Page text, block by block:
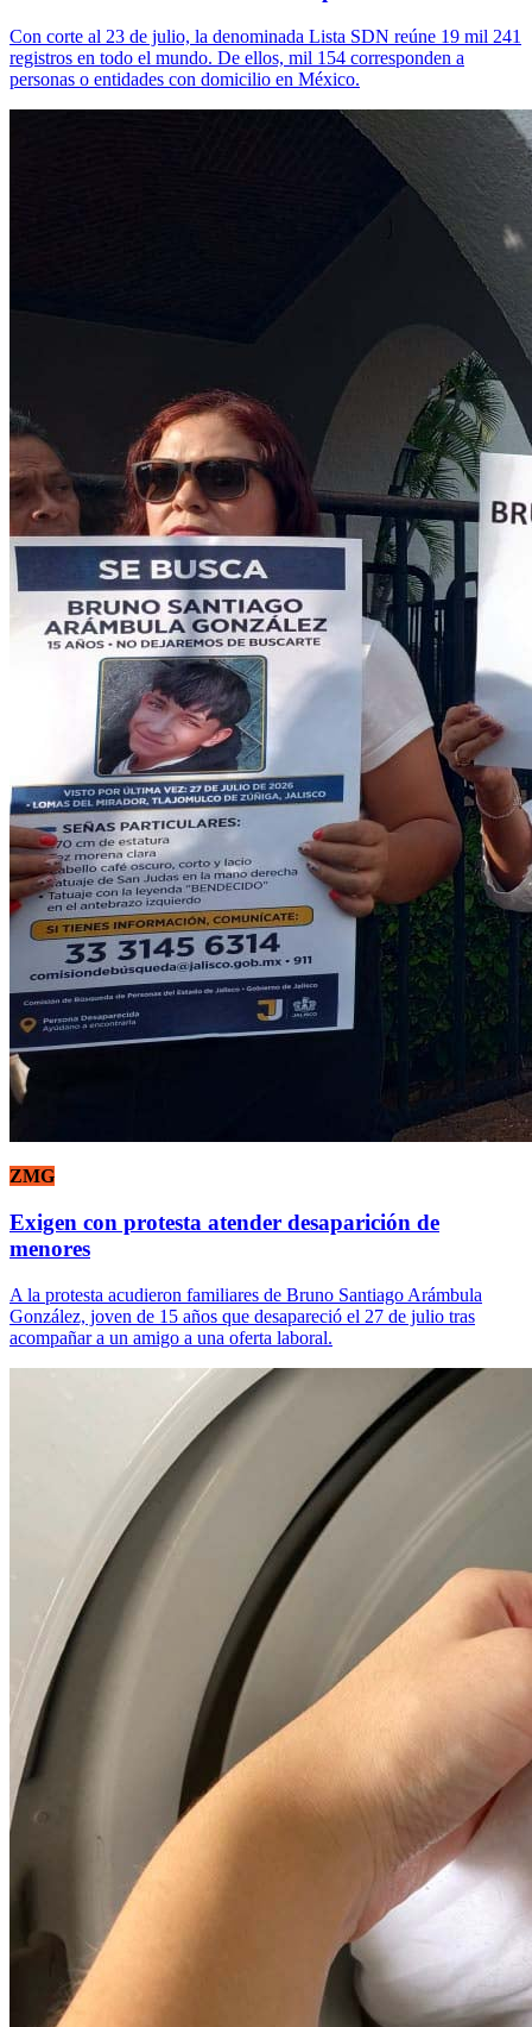
Con corte al 23 de julio, la denominada Lista SDN reúne 19 mil 241
registros en todo el mundo. De ellos, mil 154 corresponden a
personas o entidades con domicilio en México.
ZMG
Exigen con protesta atender desaparición de
menores
A la protesta acudieron familiares de Bruno Santiago Arámbula
González, joven de 15 años que desapareció el 27 de julio tras
acompañar a un amigo a una oferta laboral.